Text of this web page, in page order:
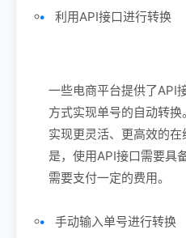
利用API接口进行转换
一些电商平台提供了API
方式实现单号的自动转
实现更灵活、更高效的
是，使用API接口需要具
需要支付一定的费用。
手动输入单号进行转换